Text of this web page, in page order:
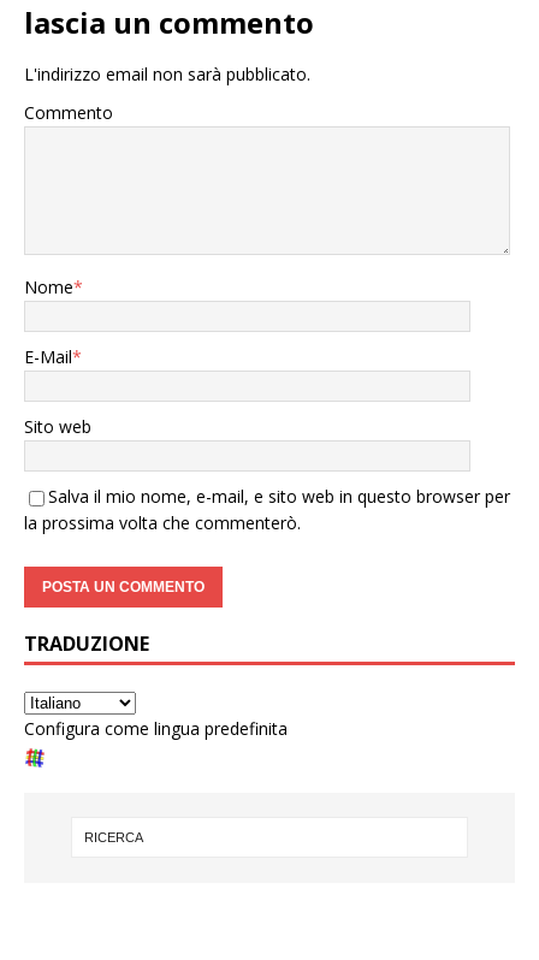
lascia un commento
L'indirizzo email non sarà pubblicato.
Commento
Nome*
E-Mail*
Sito web
Salva il mio nome, e-mail, e sito web in questo browser per
la prossima volta che commenterò.
TRADUZIONE
Configura come lingua predefinita